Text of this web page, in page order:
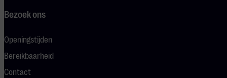
Bezoek ons
Openingstijden
Bereikbaarheid
Contact